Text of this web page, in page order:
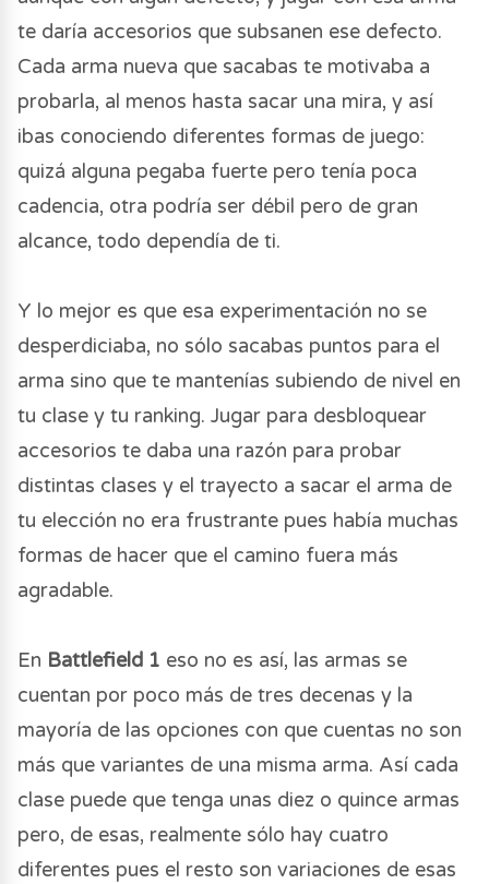
te daría accesorios que subsanen ese defecto.
Cada arma nueva que sacabas te motivaba a
probarla, al menos hasta sacar una mira, y así
ibas conociendo diferentes formas de juego:
quizá alguna pegaba fuerte pero tenía poca
cadencia, otra podría ser débil pero de gran
alcance, todo dependía de ti.
Y lo mejor es que esa experimentación no se
desperdiciaba, no sólo sacabas puntos para el
arma sino que te mantenías subiendo de nivel en
tu clase y tu ranking. Jugar para desbloquear
accesorios te daba una razón para probar
distintas clases y el trayecto a sacar el arma de
tu elección no era frustrante pues había muchas
formas de hacer que el camino fuera más
agradable.
En Battlefield 1 eso no es así, las armas se
cuentan por poco más de tres decenas y la
mayoría de las opciones con que cuentas no son
más que variantes de una misma arma. Así cada
clase puede que tenga unas diez o quince armas
pero, de esas, realmente sólo hay cuatro
diferentes pues el resto son variaciones de esas